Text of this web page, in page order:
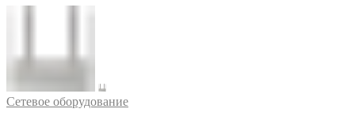
Cетевое оборудование